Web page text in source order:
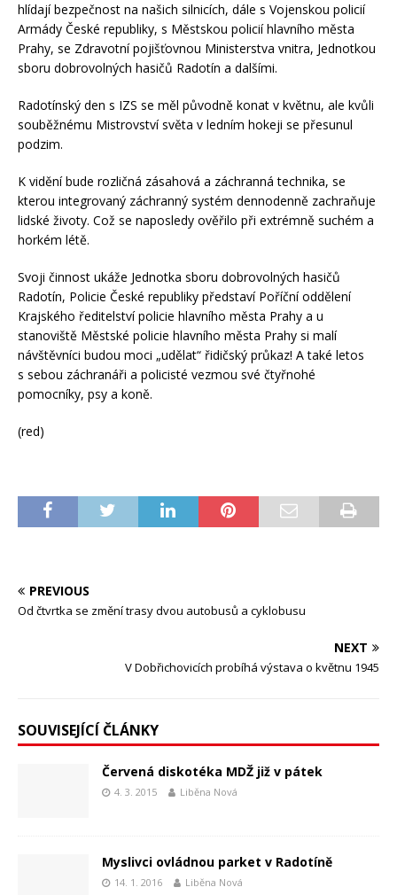
hlídají bezpečnost na našich silnicích, dále s Vojenskou policií
Armády České republiky, s Městskou policií hlavního města
Prahy, se Zdravotní pojišťovnou Ministerstva vnitra, Jednotkou
sboru dobrovolných hasičů Radotín a dalšími.
Radotínský den s IZS se měl původně konat v květnu, ale kvůli
souběžnému Mistrovství světa v ledním hokeji se přesunul
podzim.
K vidění bude rozličná zásahová a záchranná technika, se
kterou integrovaný záchranný systém dennodenně zachraňuje
lidské životy. Což se naposledy ověřilo při extrémně suchém a
horkém létě.
Svoji činnost ukáže Jednotka sboru dobrovolných hasičů
Radotín, Policie České republiky představí Poříční oddělení
Krajského ředitelství policie hlavního města Prahy a u
stanoviště Městské policie hlavního města Prahy si malí
návštěvníci budou moci „udělat“ řidičský průkaz! A také letos
s sebou záchranáři a policisté vezmou své čtyřnohé
pomocníky, psy a koně.
(red)
PREVIOUS
Od čtvrtka se změní trasy dvou autobusů a cyklobusu
NEXT
V Dobřichovicích probíhá výstava o květnu 1945
SOUVISEJÍCÍ ČLÁNKY
Červená diskotéka MDŽ již v pátek
4. 3. 2015 Liběna Nová
Myslivci ovládnou parket v Radotíně
14. 1. 2016 Liběna Nová